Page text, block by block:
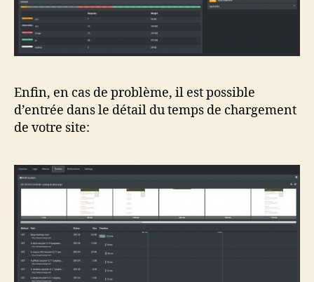
Enfin, en cas de problème, il est possible
d’entrée dans le détail du temps de chargement
de votre site: